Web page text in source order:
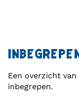
Een overzicht
inbegrepen.